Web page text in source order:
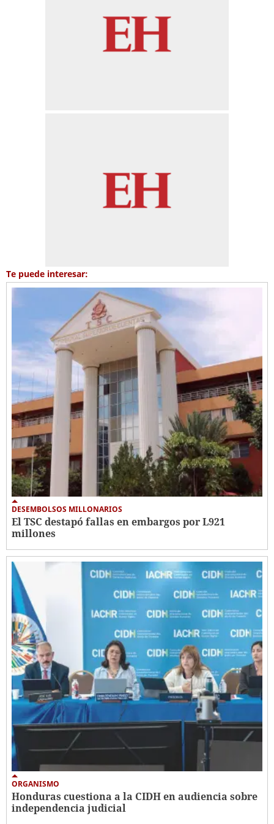
Te puede interesar:
DESEMBOLSOS MILLONARIOS
El TSC destapó fallas en embargos por L921
millones
ORGANISMO
Honduras cuestiona a la CIDH en audiencia sobre
independencia judicial